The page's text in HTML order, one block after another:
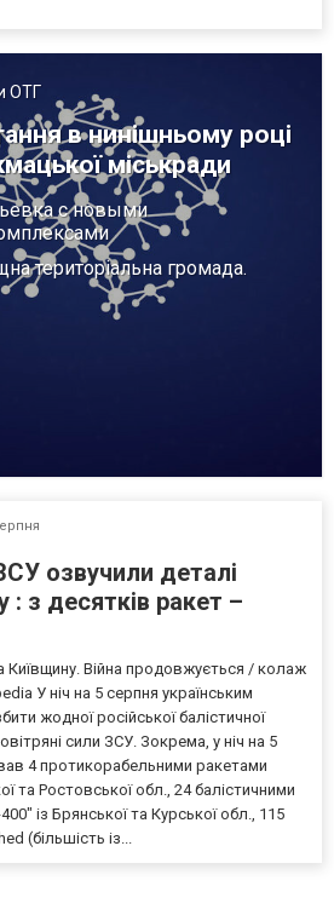
ОТГ
в нинішньому році
міськради
с новыми
територіальна громада.
озвучили деталі
: з десятків ракет –
Київщину. Війна продовжується / колаж
У ніч на 5 серпня українським
жодної російської балістичної
сили ЗСУ. Зокрема, у ніч на 5
4 протикорабельними ракетами
та Ростовської обл., 24 балістичними
із Брянської та Курської обл., 115
(більшість із...